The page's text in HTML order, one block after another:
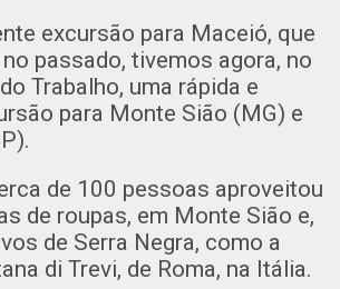
excursão para Maceió, que
passado, tivemos agora, no
Trabalho, uma rápida e
para Monte Sião (MG) e
de 100 pessoas aproveitou
de roupas, em Monte Sião e,
de Serra Negra, como a
di Trevi, de Roma, na Itália.